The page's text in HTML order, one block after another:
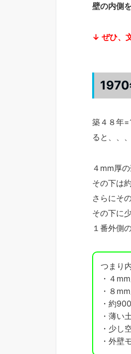
壁の内側
↓ ぜひ、
1970
築４８年
ると、、、
４mm厚
その下は
さらにそ
その下に
１番外側
つまり
・４
・８
・約
・薄い
・少し
・外壁